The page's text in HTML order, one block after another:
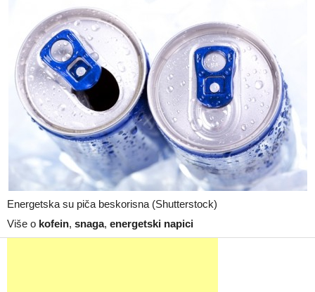
Energetska su piča beskorisna (Shutterstock)
Više o kofein, snaga, energetski napici